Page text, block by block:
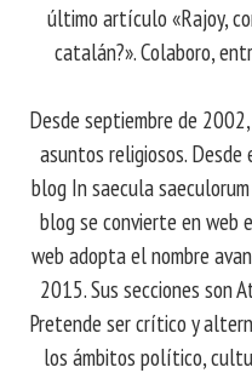
último artículo «Rajoy,
catalán?». Colaboro,
Desde septiembre de
asuntos religiosos.
blog In saecula
blog se convierte en web
web adopta el nombre
2015. Sus secciones son
Pretende ser crítico y
los ámbitos político,